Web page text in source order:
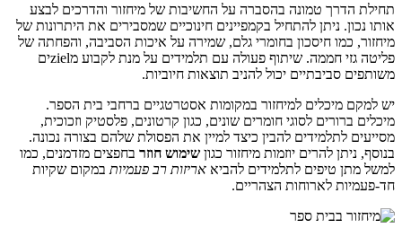
תחילת הדרך טמונה בהסברה על החשיבות של מיחזור והדרכים לבצע
אותו נכון. ניתן להתחיל בקמפיינים חינוכיים שמסבירים את היתרונות של
מיחזור, כמו חיסכון בחומרי גלם, שמירה על איכות הסביבה, והפחתה של
פליטה גזי חממה. שיתוף פעולה עם תלמידים על מנת לקבוע מzielים
משותפים סביבתיים יכול להניב תוצאות חיוביות.
יש למקם מיכלים למיחזור במקומות אסטרטגיים ברחבי בית הספר.
מיכלים ברורים לסוגי חומרים שונים, כגון קרטונים, פלסטיק וזכוכית,
מסייעים לתלמידים להבין כיצד למיין את הפסולת שלהם בצורה נכונה.
בנוסף, ניתן להרים יוזמות מיחזור כגון שימוש חוזר בחפצים מזדמנים, כמו
למשל מתן טיפים לתלמידים להביא אריזות רב פעמיות במקום שקיות
חד-פעמיות לארוחות הצהריים.